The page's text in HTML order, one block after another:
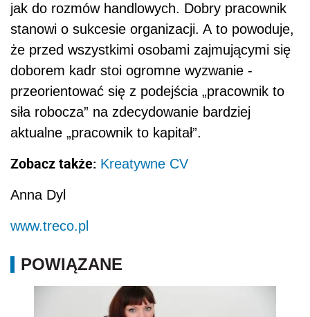
jak do rozmów handlowych. Dobry pracownik
stanowi o sukcesie organizacji. A to powoduje,
że przed wszystkimi osobami zajmującymi się
doborem kadr stoi ogromne wyzwanie -
przeorientować się z podejścia „pracownik to
siła robocza” na zdecydowanie bardziej
aktualne „pracownik to kapitał”.
Zobacz także: Kreatywne CV
Anna Dyl
www.treco.pl
POWIĄZANE